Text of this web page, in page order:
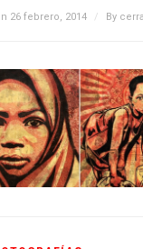
26 febrero, 2014 / By